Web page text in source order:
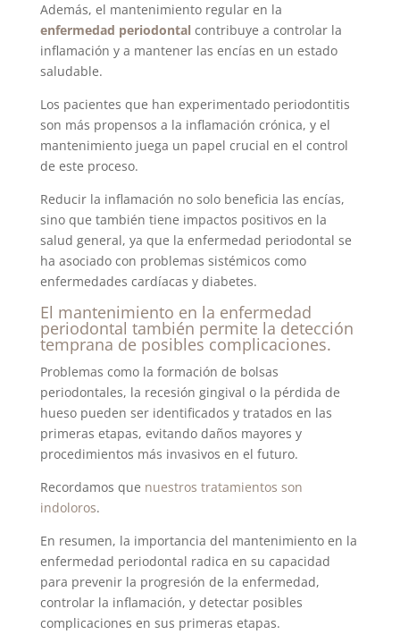
Además, el mantenimiento regular en la
enfermedad periodontal contribuye a controlar la
inflamación y a mantener las encías en un estado
saludable.
Los pacientes que han experimentado periodontitis
son más propensos a la inflamación crónica, y el
mantenimiento juega un papel crucial en el control
de este proceso.
Reducir la inflamación no solo beneficia las encías,
sino que también tiene impactos positivos en la
salud general, ya que la enfermedad periodontal se
ha asociado con problemas sistémicos como
enfermedades cardíacas y diabetes.
El mantenimiento en la enfermedad
periodontal también permite la detección
temprana de posibles complicaciones.
Problemas como la formación de bolsas
periodontales, la recesión gingival o la pérdida de
hueso pueden ser identificados y tratados en las
primeras etapas, evitando daños mayores y
procedimientos más invasivos en el futuro.
Recordamos que nuestros tratamientos son
indoloros.
En resumen, la importancia del mantenimiento en la
enfermedad periodontal radica en su capacidad
para prevenir la progresión de la enfermedad,
controlar la inflamación, y detectar posibles
complicaciones en sus primeras etapas.